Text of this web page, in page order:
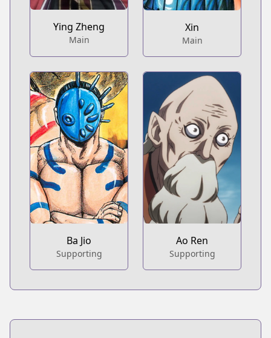
Xin
Main
Ying Zheng
Main
Ao Ren
Supporting
Ba Jio
Supporting